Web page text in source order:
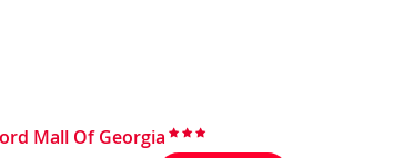
Mall Of Georgia